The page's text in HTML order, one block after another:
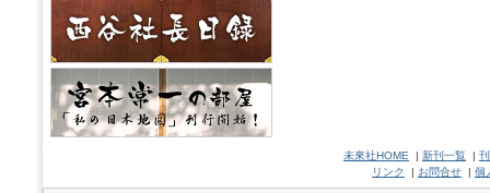
未來社HOME | 新刊一覧 |
リンク
| お問合せ | 個